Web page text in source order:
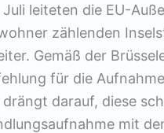
leiteten die EU-
zählenden
Gemäß der
für die
darauf, diese
mit